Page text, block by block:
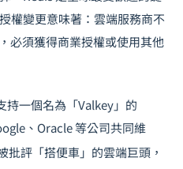
權變更意味著：雲端服務商不
必須獲得商業授權或使用其他
持一個名為「Valkey」的
、Oracle 等公司共同維
批評「搭便車」的雲端巨頭，